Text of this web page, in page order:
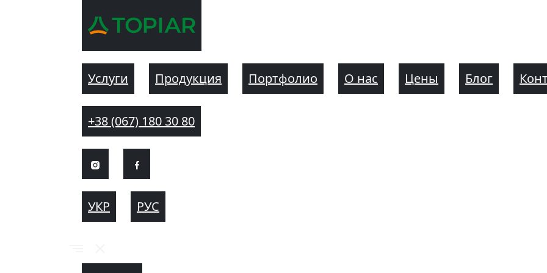
Услуги Продукция Портфолио О нас Цены Блог
+38 (067) 180 30 80
УКР РУС